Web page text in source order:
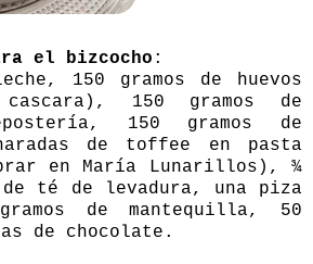
el bizcocho :
150 gramos de huevos
150 gramos de
150 gramos de
de toffee en pasta
en María Lunarillos ), ¾
té de levadura, una piza
de mantequilla, 50
de chocolate.